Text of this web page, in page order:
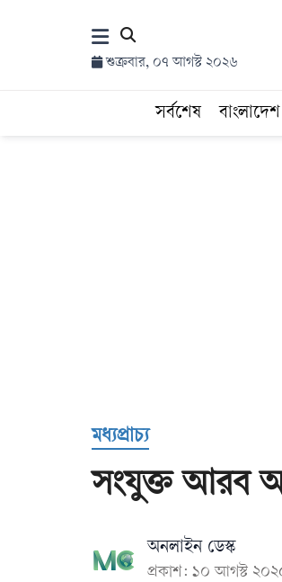
শুক্রবার, ০৭ আগস্ট ২০২৬
সর্বশেষ বাংলাদেশ
মধ্যপ্রাচ্য
সংযুক্ত আরব
অনলাইন ডেস্ক
প্রকাশ: ১০ আগস্ট